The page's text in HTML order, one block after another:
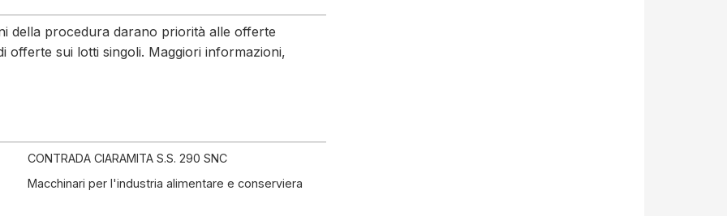
della procedura darano priorità alle offerte
sui lotti singoli. Maggiori informazioni,
CONTRADA CIARAMITA S.S. 290 SNC
Macchinari per l'industria alimentare e conserviera